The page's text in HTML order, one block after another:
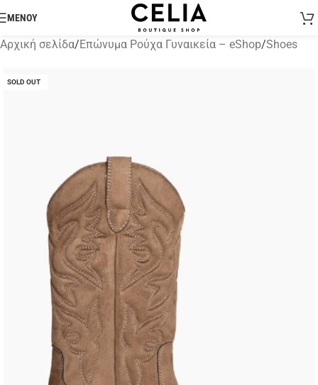
ΜΕΝΟΥ
Αρχική σελίδα/Επώνυμα Ρούχα Γυναικεία – eShop/Shoes
SOLD OUT